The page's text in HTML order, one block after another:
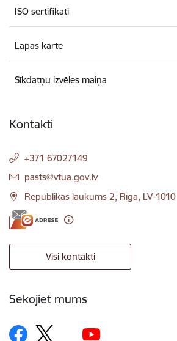
ISO sertifikāti
Lapas karte
Sīkdatņu izvēles maiņa
Kontakti
+371 67027149
E-pasts:
pasts@vtua.gov.lv
Republikas laukums 2, Rīga, LV-1010
Visi kontakti
Sekojiet mums